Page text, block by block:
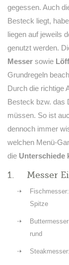
gegessen. Auch
Besteck liegt,
liegen auf jeweils
genutzt werden.
Messer sowie
Grundregeln
Durch die richtige
Besteck bzw. das
müssen. So ist
dennoch immer
welchen Menü-
die Unterschiede
1. Messer
Spitze
rund